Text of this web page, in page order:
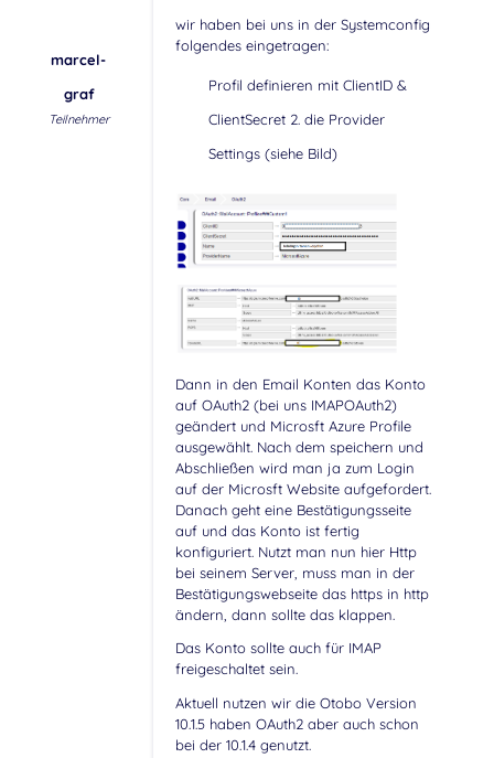
marcel-
graf
Teilnehmer
wir haben bei uns in der Systemconfig
folgendes eingetragen:
Profil definieren mit ClientID &
ClientSecret 2. die Provider
Settings (siehe Bild)
Dann in den Email Konten das Konto
auf OAuth2 (bei uns IMAPOAuth2)
geändert und Microsft Azure Profile
ausgewählt. Nach dem speichern und
Abschließen wird man ja zum Login
auf der Microsft Website aufgefordert.
Danach geht eine Bestätigungsseite
auf und das Konto ist fertig
konfiguriert. Nutzt man nun hier Http
bei seinem Server, muss man in der
Bestätigungswebseite das https in http
ändern, dann sollte das klappen.
Das Konto sollte auch für IMAP
freigeschaltet sein.
Aktuell nutzen wir die Otobo Version
10.1.5 haben OAuth2 aber auch schon
bei der 10.1.4 genutzt.